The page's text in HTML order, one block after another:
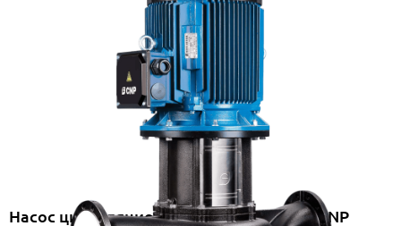
Насос циркуляционный вертикальный CNP